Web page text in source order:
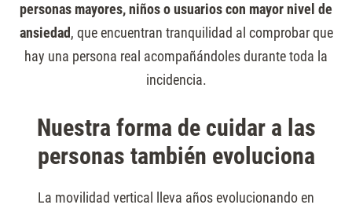
personas mayores, niños o usuarios con mayor nivel de
ansiedad, que encuentran tranquilidad al comprobar que
hay una persona real acompañándoles durante toda la
incidencia.
Nuestra forma de cuidar a las
personas también evoluciona
La movilidad vertical lleva años evolucionando en